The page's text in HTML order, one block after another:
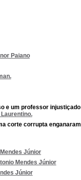
Paiano
e um professor injustiçado
Laurentino.
corte corrupta enganaram
Júnior
Mendes Júnior
Júnior